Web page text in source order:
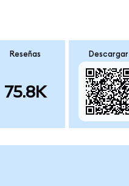
Reseñas
75.8K
Descargar